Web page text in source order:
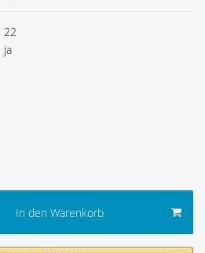
22
ja
In den Warenkorb